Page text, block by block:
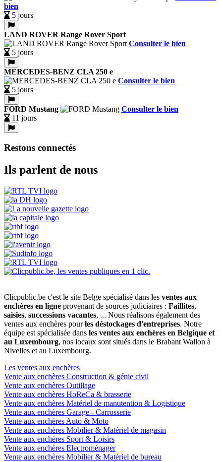
bien
5 jours
LAND ROVER Range Rover Sport
Consulter le bien
5 jours
MERCEDES-BENZ CLA 250 e
Consulter le bien
5 jours
FORD Mustang
Consulter le bien
11 jours
Restons connectés
Ils parlent de nous
Clicpublic.be c'est le site Belge spécialisé dans les ventes aux
enchères en ligne provenant de sources judiciaires : Faillites,
saisies, successions vacantes, ... Nous réalisons également des
ventes aux enchères pourles déstockages d'entreprises. Notre
équipe est spécialisée dans les ventes aux enchères en Belgique et
au Luxembourg, nos locaux sont situés dans le Brabant Wallon à
Nivelles et au Luxembourg.
Les ventes aux enchères
Vente aux enchères Construction & génie civil
Vente aux enchères Outillage
Vente aux enchères HoReCa & brasserie
Vente aux enchères Matériel de manutention & Logistique
Vente aux enchères Garage - Carrosserie
Vente aux enchères Auto & Moto
Vente aux enchères Mobilier & Matériel de magasin
Vente aux enchères Sport & Loisirs
Vente aux enchères Electroménager
Vente aux enchères Mobilier & Matériel de bureau